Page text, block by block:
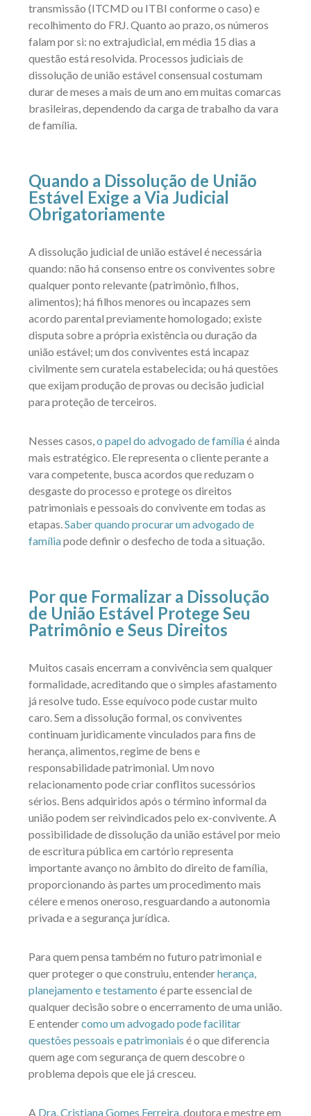
transmissão (ITCMD ou ITBI conforme o caso) e
recolhimento do FRJ. Quanto ao prazo, os números
falam por si: no extrajudicial, em média 15 dias a
questão está resolvida. Processos judiciais de
dissolução de união estável consensual costumam
durar de meses a mais de um ano em muitas comarcas
brasileiras, dependendo da carga de trabalho da vara
de família.
Quando a Dissolução de União
Estável Exige a Via Judicial
Obrigatoriamente
A dissolução judicial de união estável é necessária
quando: não há consenso entre os conviventes sobre
qualquer ponto relevante (patrimônio, filhos,
alimentos); há filhos menores ou incapazes sem
acordo parental previamente homologado; existe
disputa sobre a própria existência ou duração da
união estável; um dos conviventes está incapaz
civilmente sem curatela estabelecida; ou há questões
que exijam produção de provas ou decisão judicial
para proteção de terceiros.
Nesses casos, o papel do advogado de famíliaé ainda
mais estratégico. Ele representa o cliente perante a
vara competente, busca acordos que reduzam o
desgaste do processo e protege os direitos
patrimoniais e pessoais do convivente em todas as
etapas. Saber quando procurar um advogado de
famíliapode definir o desfecho de toda a situação.
Por que Formalizar a Dissolução
de União Estável Protege Seu
Patrimônio e Seus Direitos
Muitos casais encerram a convivência sem qualquer
formalidade, acreditando que o simples afastamento
já resolve tudo. Esse equívoco pode custar muito
caro. Sem a dissolução formal, os conviventes
continuam juridicamente vinculados para fins de
herança, alimentos, regime de bens e
responsabilidade patrimonial. Um novo
relacionamento pode criar conflitos sucessórios
sérios. Bens adquiridos após o término informal da
união podem ser reivindicados pelo ex-convivente. A
possibilidade de dissolução da união estável por meio
de escritura pública em cartório representa
importante avanço no âmbito do direito de família,
proporcionando às partes um procedimento mais
célere e menos oneroso, resguardando a autonomia
privada e a segurança jurídica.
Para quem pensa também no futuro patrimonial e
quer proteger o que construiu, entenderherança,
planejamento e testamento é parte essencial de
qualquer decisão sobre o encerramento de uma união.
E entendercomo um advogado pode facilitar
questões pessoais e patrimoniais é o que diferencia
quem age com segurança de quem descobre o
problema depois que ele já cresceu.
A Dra. Cristiana Gomes Ferreira , doutora e mestre em